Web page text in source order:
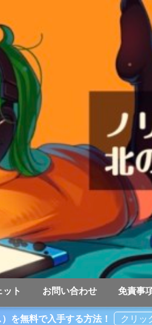
ット お問い合わせ 免責事
を無料で入手する方法！